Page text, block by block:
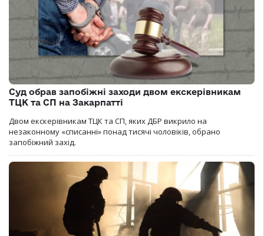
Суд обрав запобіжні заходи двом екскерівникам
ТЦК та СП на Закарпатті
Двом екскерівникам ТЦК та СП, яких ДБР викрило на
незаконному «списанні» понад тисячі чоловіків, обрано
запобіжний захід.